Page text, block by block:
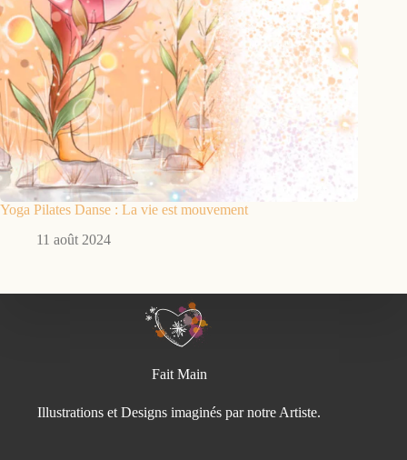
Yoga Pilates Danse : La vie est mouvement
11 août 2024
Fait Main
Illustrations et Designs imaginés par notre Artiste.